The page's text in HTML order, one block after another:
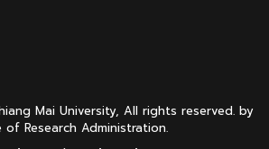
Mai University, All rights reserved. by
of Research Administration.